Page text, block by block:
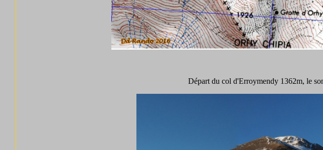
Départ du col d'Erroymendy 1362m, le